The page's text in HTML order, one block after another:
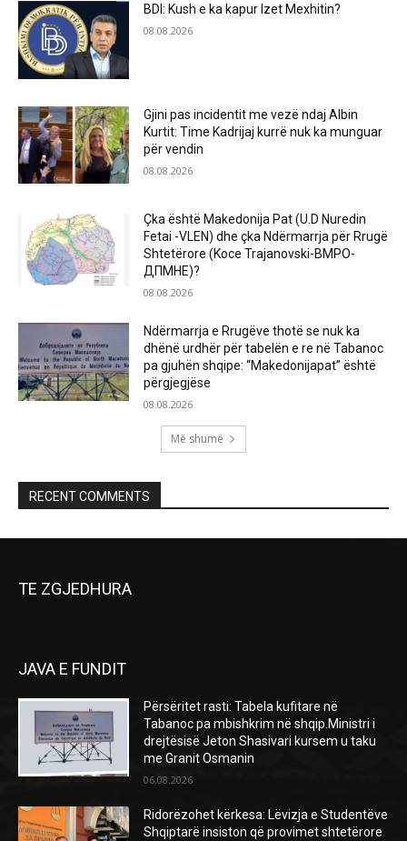
BDI: Kush e ka kapur Izet Mexhitin?
08.08.2026
Gjini pas incidentit me vezë ndaj Albin
Kurtit: Time Kadrijaj kurrë nuk ka munguar
për vendin
08.08.2026
Çka është Makedonija Pat (U.D Nuredin
Fetai -VLEN) dhe çka Ndërmarrja për Rrugë
Shtetërore (Koce Trajanovski-ВМРО-
ДПМНЕ)?
08.08.2026
Ndërmarrja e Rrugëve thotë se nuk ka
dhënë urdhër për tabelën e re në Tabanoc
pa gjuhën shqipe: “Makedonijapat” është
përgjegjëse
08.08.2026
Më shumë
RECENT COMMENTS
TE ZGJEDHURA
JAVA E FUNDIT
Përsëritet rasti: Tabela kufitare në
Tabanoc pa mbishkrim në shqip.Ministri i
drejtësisë Jeton Shasivari kursem u taku
me Granit Osmanin
06.08.2026
Ridorëzohet kërkesa: Lëvizja e Studentëve
Shqiptarë insiston që provimet shtetërore